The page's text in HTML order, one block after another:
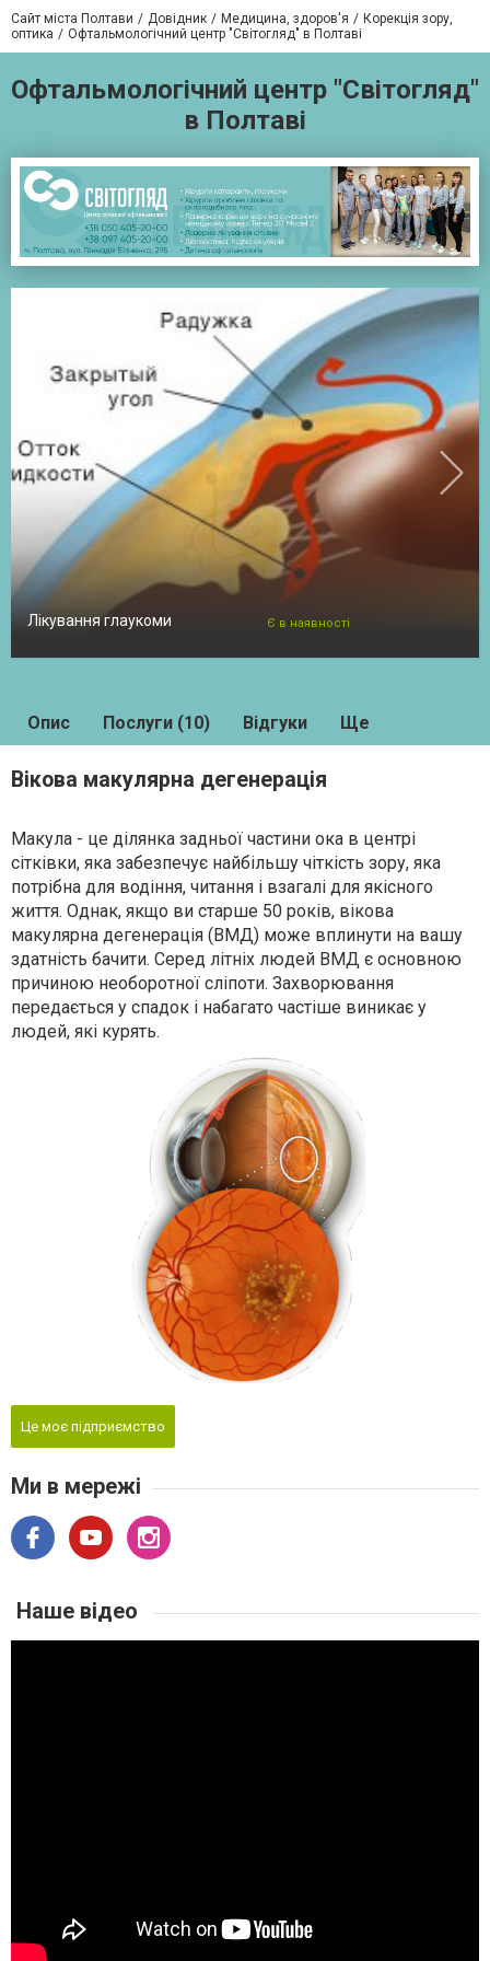
Сайт міста Полтави Довідник Медицина, здоров'я
Корекція зору,
оптика
Офтальмологічний центр "Світогляд" в Полтаві
Офтальмологічний центр "Світогляд"
в Полтаві
Лікування глаукоми Є в наявності
Опис Послуги (10) Відгуки Ще
Вікова макулярна дегенерація
Макула - це ділянка задньої частини ока в центрі
сітківки, яка забезпечує найбільшу чіткість зору, яка
потрібна для водіння, читання і взагалі для якісного
життя. Однак, якщо ви старше 50 років, вікова
макулярна дегенерація (ВМД) може вплинути на вашу
здатність бачити. Серед літніх людей ВМД є основною
причиною необоротної сліпоти. Захворювання
передається у спадок і набагато частіше виникає у
людей, які курять.
Це моє підприємство
Ми в мережі
Наше відео